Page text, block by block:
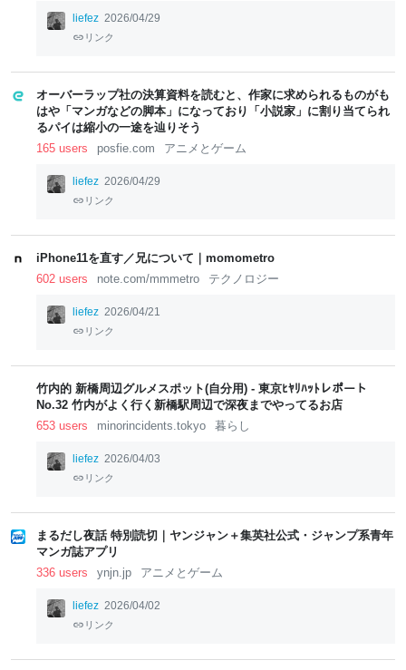
liefez 2026/04/29
リンク
オーバーラップ社の決算資料を読むと、作家に求められるものがも
はや「マンガなどの脚本」になっており「小説家」に割り当てられ
るパイは縮小の一途を辿りそう
165 users
posfie.com アニメとゲーム
liefez 2026/04/29
リンク
iPhone11を直す／兄について｜momometro
602 users
note.com/mmmetro テクノロジー
liefez 2026/04/21
リンク
竹内的 新橋周辺グルメスポット(自分用) - 東京ﾋﾔﾘﾊｯﾄレポート
No.32 竹内がよく行く新橋駅周辺で深夜までやってるお店
653 users
minorincidents.tokyo 暮らし
liefez 2026/04/03
リンク
まるだし夜話 特別読切｜ヤンジャン＋集英社公式・ジャンプ系青年
マンガ誌アプリ
336 users
ynjn.jp アニメとゲーム
liefez 2026/04/02
リンク